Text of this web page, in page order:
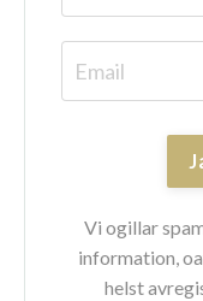
Vi ogillar
information,
helst